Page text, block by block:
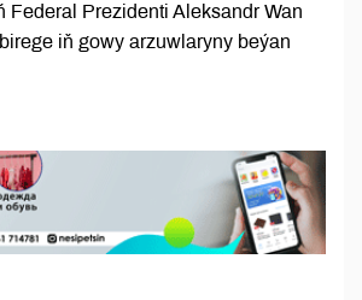
Federal Prezidenti Aleksandr Wan
iň gowy arzuwlaryny beýan